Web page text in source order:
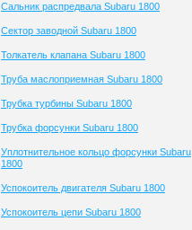
Сальник распредвала Subaru 1800
Сектор заводной Subaru 1800
Толкатель клапана Subaru 1800
Труба маслоприемная Subaru 1800
Трубка турбины Subaru 1800
Трубка форсунки Subaru 1800
Уплотнительное кольцо форсунки Subaru
1800
Успокоитель двигателя Subaru 1800
Успокоитель цепи Subaru 1800